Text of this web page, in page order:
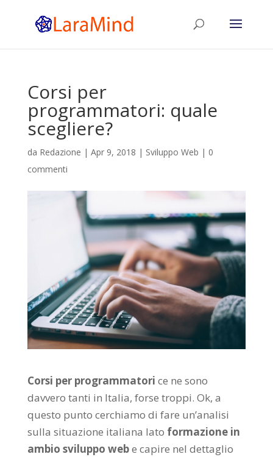
Corsi per
programmatori: quale
scegliere?
da Redazione | Apr 9, 2018 | Sviluppo Web | 0
commenti
Corsi per programmatori ce ne sono
davvero tanti in Italia, forse troppi. Ok, a
questo punto cerchiamo di fare un’analisi
sulla situazione italiana lato formazione in
ambio sviluppo webe capire nel dettaglio